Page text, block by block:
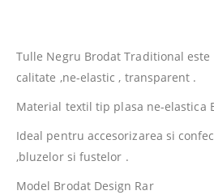
Tulle Negru Brodat Traditional
calitate ,ne-elastic , transparent .
Material textil tip plasa ne-elastica
Ideal pentru accesorizarea si
,bluzelor si fustelor .
Model Brodat Design Rar